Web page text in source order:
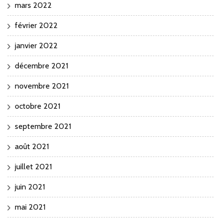
mars 2022
février 2022
janvier 2022
décembre 2021
novembre 2021
octobre 2021
septembre 2021
août 2021
juillet 2021
juin 2021
mai 2021